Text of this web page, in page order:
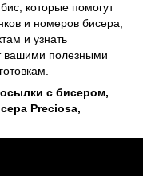
которые помогут
и номеров бисера,
и узнать
вашими полезными
с бисером,
Preciosa,